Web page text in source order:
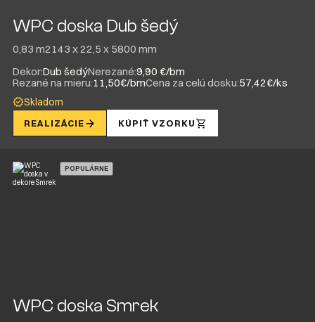
WPC doska Dub šedý
0,83 m2143 x 22,5 x 5800 mm
Dekor:Dub šedýNerezané:9,90 €/bm
Rezané na mieru:11,50€/bmCena za celú dosku:57,42€/ks
Skladom
REALIZÁCIE KÚPIŤ VZORKU
POPULÁRNE
WPC doska Smrek